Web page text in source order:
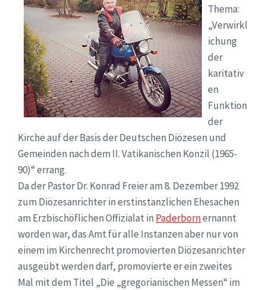
Thema:
„Verwirkl
ichung
der
karitativ
en
Funktion
der
Kirche auf der Basis der Deutschen Diözesen und
Gemeinden nach dem II. Vatikanischen Konzil (1965-
90)“ errang.
Da der Pastor Dr. Konrad Freier am 8. Dezember 1992
zum Diözesanrichter in erstinstanzlichen Ehesachen
am Erzbischöflichen Offizialat in Paderbornernannt
worden war, das Amt für alle Instanzen aber nur von
einem im Kirchenrecht promovierten Diözesanrichter
ausgeübt werden darf, promovierte er ein zweites
Mal mit dem Titel „Die „gregorianischen Messen“ im